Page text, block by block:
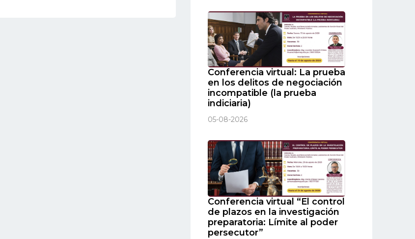
Conferencia virtual: La prueba
en los delitos de negociación
incompatible (la prueba
indiciaria)
05-08-2026
Conferencia virtual “El control
de plazos en la investigación
preparatoria: Límite al poder
persecutor”